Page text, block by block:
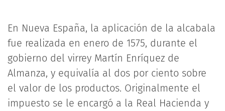
En Nueva España, la aplicación de la alcabala
fue realizada en enero de 1575, durante el
gobierno del virrey Martín Enríquez de
Almanza, y equivalía al dos por ciento sobre
el valor de los productos. Originalmente el
impuesto se le encargó a la Real Hacienda y